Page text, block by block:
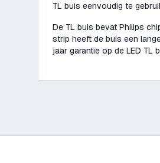
TL buis eenvoudig te
De TL buis bevat Philips
strip heeft de buis een
jaar garantie op de LED TL